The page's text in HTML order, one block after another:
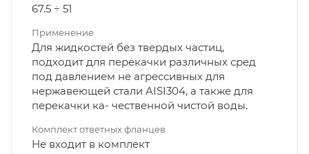
67.5 ÷ 51
Применение
Для жидкостей без твердых частиц,
подходит для перекачки различных сред
под давлением не агрессивных для
нержавеющей стали AISI304, а также для
перекачки ка- чественной чистой воды.
Комплект ответных фланцев
Не входит в комплект